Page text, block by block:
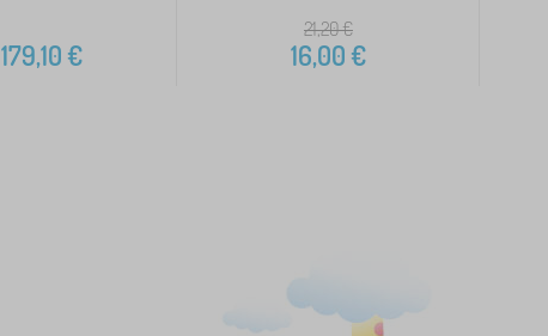
179,10€
21,20€
16,00€